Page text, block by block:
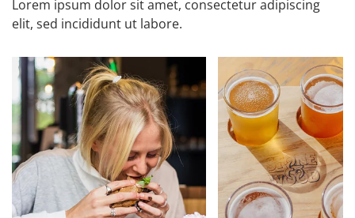
Lorem ipsum dolor sit amet, consectetur adipiscing
elit, sed incididunt ut labore.